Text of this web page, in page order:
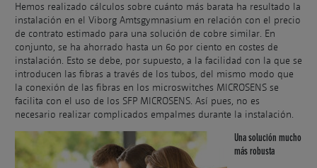
Hemos realizado cálculos sobre cuánto más barata ha resultado la
instalación en el Viborg Amtsgymnasium en relación con el precio
de contrato estimado para una solución de cobre similar. En
conjunto, se ha ahorrado hasta un 60 por ciento en costes de
instalación. Esto se debe, por supuesto, a la facilidad con la que se
introducen las fibras a través de los tubos, del mismo modo que
la conexión de las fibras en los microswitches MICROSENS se
facilita con el uso de los SFP MICROSENS. Así pues, no es
necesario realizar complicados empalmes durante la instalación.
Una solución mucho
más robusta